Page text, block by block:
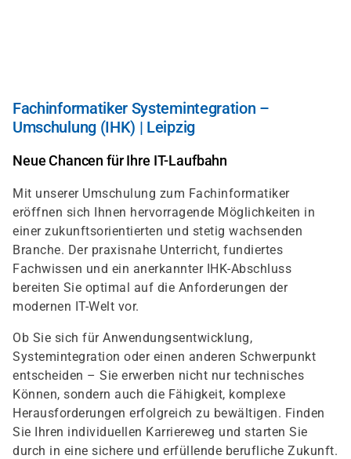
Fachinformatiker Systemintegration –
Umschulung (IHK) | Leipzig
Neue Chancen für Ihre IT-Laufbahn
Mit unserer Umschulung zum Fachinformatiker
eröffnen sich Ihnen hervorragende Möglichkeiten in
einer zukunftsorientierten und stetig wachsenden
Branche. Der praxisnahe Unterricht, fundiertes
Fachwissen und ein anerkannter IHK-Abschluss
bereiten Sie optimal auf die Anforderungen der
modernen IT-Welt vor.
Ob Sie sich für Anwendungsentwicklung,
Systemintegration oder einen anderen Schwerpunkt
entscheiden – Sie erwerben nicht nur technisches
Können, sondern auch die Fähigkeit, komplexe
Herausforderungen erfolgreich zu bewältigen. Finden
Sie Ihren individuellen Karriereweg und starten Sie
durch in eine sichere und erfüllende berufliche Zukunft.